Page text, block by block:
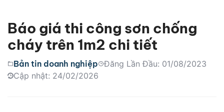
Báo giá thi công sơn chống
cháy trên 1m2 chi tiết
Bản tin doanh nghiệp
Đăng Lần Đầu: 01/08/2023
Cập nhật: 24/02/2026